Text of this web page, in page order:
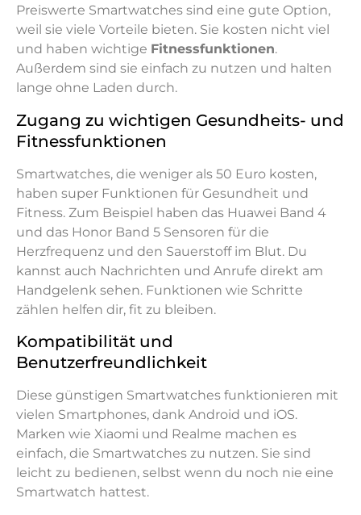
Preiswerte Smartwatches sind eine gute Option,
weil sie viele Vorteile bieten. Sie kosten nicht viel
und haben wichtige Fitnessfunktionen.
Außerdem sind sie einfach zu nutzen und halten
lange ohne Laden durch.
Zugang zu wichtigen Gesundheits- und
Fitnessfunktionen
Smartwatches, die weniger als 50 Euro kosten,
haben super Funktionen für Gesundheit und
Fitness. Zum Beispiel haben das Huawei Band 4
und das Honor Band 5 Sensoren für die
Herzfrequenz und den Sauerstoff im Blut. Du
kannst auch Nachrichten und Anrufe direkt am
Handgelenk sehen. Funktionen wie Schritte
zählen helfen dir, fit zu bleiben.
Kompatibilität und
Benutzerfreundlichkeit
Diese günstigen Smartwatches funktionieren mit
vielen Smartphones, dank Android und iOS.
Marken wie Xiaomi und Realme machen es
einfach, die Smartwatches zu nutzen. Sie sind
leicht zu bedienen, selbst wenn du noch nie eine
Smartwatch hattest.